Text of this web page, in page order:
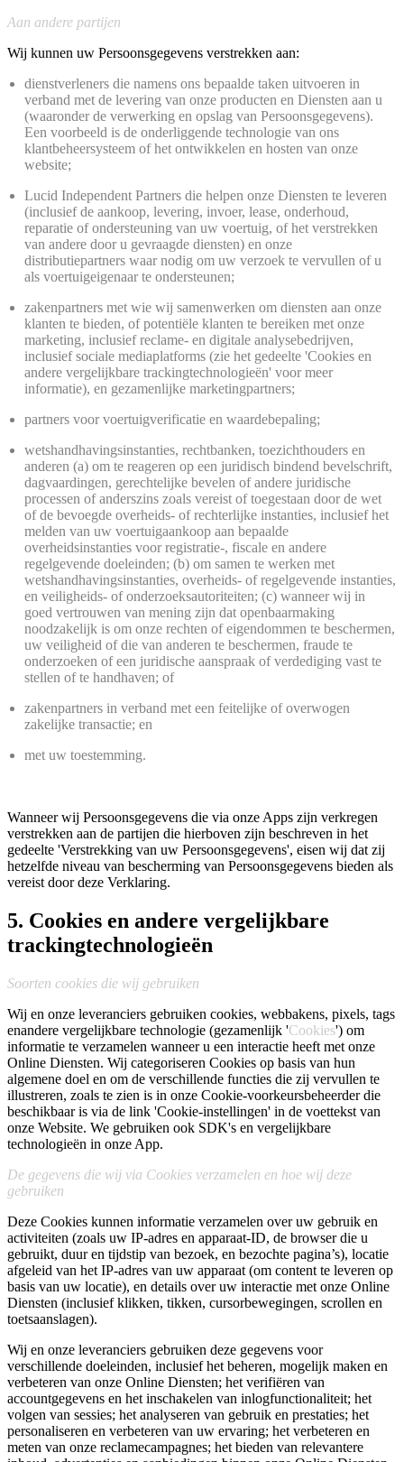
Aan andere partijen
Wij kunnen uw Persoonsgegevens verstrekken aan:
dienstverleners die namens ons bepaalde taken uitvoeren in
verband met de levering van onze producten en Diensten aan u
(waaronder de verwerking en opslag van Persoonsgegevens).
Een voorbeeld is de onderliggende technologie van ons
klantbeheersysteem of het ontwikkelen en hosten van onze
website;
Lucid Independent Partners die helpen onze Diensten te leveren
(inclusief de aankoop, levering, invoer, lease, onderhoud,
reparatie of ondersteuning van uw voertuig, of het verstrekken
van andere door u gevraagde diensten) en onze
distributiepartners waar nodig om uw verzoek te vervullen of u
als voertuigeigenaar te ondersteunen;
zakenpartners met wie wij samenwerken om diensten aan onze
klanten te bieden, of potentiële klanten te bereiken met onze
marketing, inclusief reclame- en digitale analysebedrijven,
inclusief sociale mediaplatforms (zie het gedeelte 'Cookies en
andere vergelijkbare trackingtechnologieën' voor meer
informatie), en gezamenlijke marketingpartners;
partners voor voertuigverificatie en waardebepaling;
wetshandhavingsinstanties, rechtbanken, toezichthouders en
anderen (a) om te reageren op een juridisch bindend bevelschrift,
dagvaardingen, gerechtelijke bevelen of andere juridische
processen of anderszins zoals vereist of toegestaan door de wet
of de bevoegde overheids- of rechterlijke instanties, inclusief het
melden van uw voertuigaankoop aan bepaalde
overheidsinstanties voor registratie-, fiscale en andere
regelgevende doeleinden; (b) om samen te werken met
wetshandhavingsinstanties, overheids- of regelgevende instanties,
en veiligheids- of onderzoeksautoriteiten; (c) wanneer wij in
goed vertrouwen van mening zijn dat openbaarmaking
noodzakelijk is om onze rechten of eigendommen te beschermen,
uw veiligheid of die van anderen te beschermen, fraude te
onderzoeken of een juridische aanspraak of verdediging vast te
stellen of te handhaven; of
zakenpartners in verband met een feitelijke of overwogen
zakelijke transactie; en
met uw toestemming.
Wanneer wij Persoonsgegevens die via onze Apps zijn verkregen
verstrekken aan de partijen die hierboven zijn beschreven in het
gedeelte 'Verstrekking van uw Persoonsgegevens', eisen wij dat zij
hetzelfde niveau van bescherming van Persoonsgegevens bieden als
vereist door deze Verklaring.
5. Cookies en andere vergelijkbare
trackingtechnologieën
Soorten cookies die wij gebruiken
Wij en onze leveranciers gebruiken cookies, webbakens, pixels, tags
enandere vergelijkbare technologie (gezamenlijk 'Cookies') om
informatie te verzamelen wanneer u een interactie heeft met onze
Online Diensten. Wij categoriseren Cookies op basis van hun
algemene doel en om de verschillende functies die zij vervullen te
illustreren, zoals te zien is in onze Cookie-voorkeursbeheerder die
beschikbaar is via de link 'Cookie-instellingen' in de voettekst van
onze Website. We gebruiken ook SDK's en vergelijkbare
technologieën in onze App.
De gegevens die wij via Cookies verzamelen en hoe wij deze
gebruiken
Deze Cookies kunnen informatie verzamelen over uw gebruik en
activiteiten (zoals uw IP-adres en apparaat-ID, de browser die u
gebruikt, duur en tijdstip van bezoek, en bezochte pagina’s), locatie
afgeleid van het IP-adres van uw apparaat (om content te leveren op
basis van uw locatie), en details over uw interactie met onze Online
Diensten (inclusief klikken, tikken, cursorbewegingen, scrollen en
toetsaanslagen).
Wij en onze leveranciers gebruiken deze gegevens voor
verschillende doeleinden, inclusief het beheren, mogelijk maken en
verbeteren van onze Online Diensten; het verifiëren van
accountgegevens en het inschakelen van inlogfunctionaliteit; het
volgen van sessies; het analyseren van gebruik en prestaties; het
personaliseren en verbeteren van uw ervaring; het verbeteren en
meten van onze reclamecampagnes; het bieden van relevantere